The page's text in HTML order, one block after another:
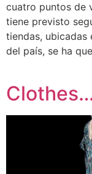
cuatro puntos de
tiene previsto
tiendas,
del país, se ha